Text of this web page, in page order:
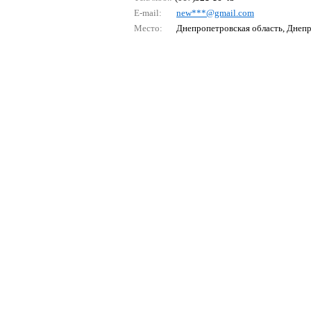
E-mail:
nеw***@gmаil.соm
Место:
Днепропетровская область,